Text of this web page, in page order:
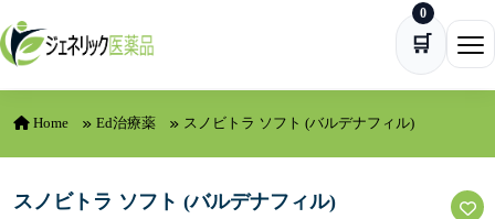
Skip to content
🛒
0
Home Ed治療薬 スノビトラ ソフト (バルデナフィル)
スノビトラ ソフト (バルデナフィル)